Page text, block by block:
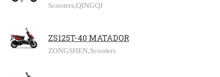
Scooters,QINGQI
ZS125T-40 MATADOR
ZONGSHEN,Scooters